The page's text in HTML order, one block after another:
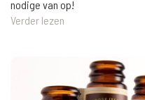
nodige van op!
Verder lezen